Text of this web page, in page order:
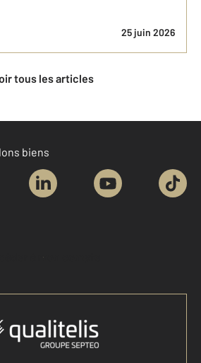
25 juin 2026
tous les articles
biens
à mon compte